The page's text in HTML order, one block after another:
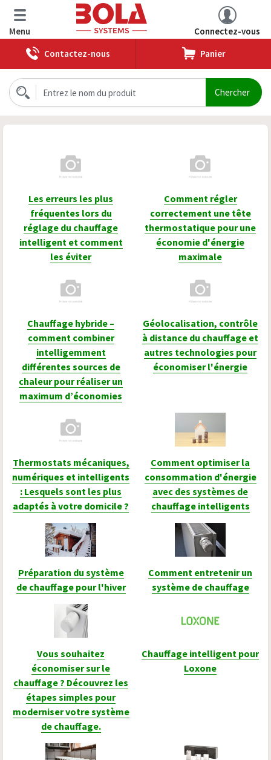
Menu
Connectez-vous
Contactez-nous
Panier
Les erreurs les plus
fréquentes lors du
réglage du chauffage
intelligent et comment
les éviter
Comment régler
correctement une tête
thermostatique pour une
économie d'énergie
maximale
Chauffage hybride –
comment combiner
intelligemment
différentes sources de
chaleur pour réaliser un
maximum d’économies
Géolocalisation, contrôle
à distance du chauffage et
autres technologies pour
économiser l'énergie
Thermostats mécaniques,
numériques et intelligents
: Lesquels sont les plus
adaptés à votre domicile ?
Comment optimiser la
consommation d'énergie
avec des systèmes de
chauffage intelligents
Préparation du système
de chauffage pour l'hiver
Comment entretenir un
système de chauffage
Vous souhaitez
économiser sur le
chauffage ? Découvrez les
étapes simples pour
moderniser votre système
de chauffage.
Chauffage intelligent pour
Loxone